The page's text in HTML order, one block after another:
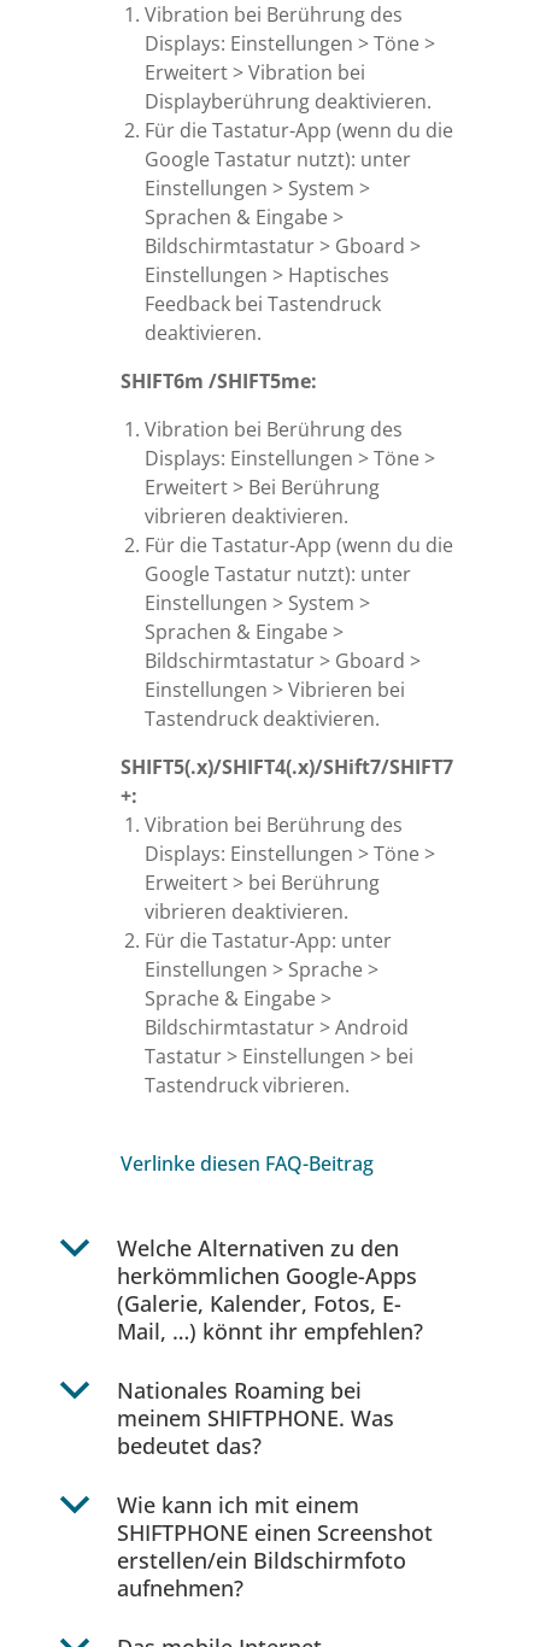
Vibration bei Berührung des
Displays: Einstellungen > Töne >
Erweitert > Vibration bei
Displayberührung deaktivieren.
Für die Tastatur-App (wenn du die
Google Tastatur nutzt): unter
Einstellungen > System >
Sprachen & Eingabe >
Bildschirmtastatur > Gboard >
Einstellungen > Haptisches
Feedback bei Tastendruck
deaktivieren.
SHIFT6m /SHIFT5me:
Vibration bei Berührung des
Displays: Einstellungen > Töne >
Erweitert > Bei Berührung
vibrieren deaktivieren.
Für die Tastatur-App (wenn du die
Google Tastatur nutzt): unter
Einstellungen > System >
Sprachen & Eingabe >
Bildschirmtastatur > Gboard >
Einstellungen > Vibrieren bei
Tastendruck deaktivieren.
SHIFT5(.x)/SHIFT4(.x)/SHift7/SHIFT7
+:
Vibration bei Berührung des
Displays: Einstellungen > Töne >
Erweitert > bei Berührung
vibrieren deaktivieren.
Für die Tastatur-App: unter
Einstellungen > Sprache >
Sprache & Eingabe >
Bildschirmtastatur > Android
Tastatur > Einstellungen > bei
Tastendruck vibrieren.
Verlinke diesen FAQ-Beitrag
b
Welche Alternativen zu den
herkömmlichen Google-Apps
(Galerie, Kalender, Fotos, E-
Mail, …) könnt ihr empfehlen?
b
Nationales Roaming bei
meinem SHIFTPHONE. Was
bedeutet das?
b
Wie kann ich mit einem
SHIFTPHONE einen Screenshot
erstellen/ein Bildschirmfoto
aufnehmen?